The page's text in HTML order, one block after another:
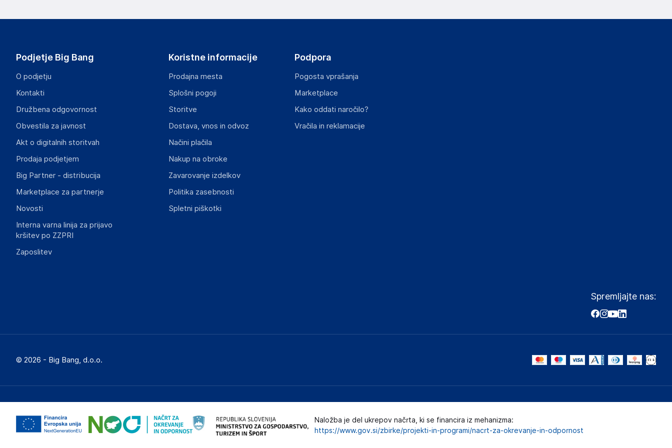
Podatki o proizvajalcu vključujejo informacije (naziv, naslov, državo in elektronski naslov) povezane s
ROOM 1502(A), EASEY COMMERCIAL BUILDING, 253-261 HENNESSY ROAD,WANCHAI, 000 Hong Kong
HK
Odgovorna oseba v EU
INF Company AB
Sweden
support@inf.se
Slike o varnosti izdelka vsebujejo opozorila na embalaži izdelka in lahko vključujejo ključne varnostne
informacije, povezane z določenim izdelkom.
Podjetje Big Bang
O podjetju
Kontakti
Družbena odgovornost
Obvestila za javnost
Akt o digitalnih storitvah
Prodaja podjetjem
Big Partner - distribucija
Marketplace za partnerje
Novosti
Interna varna linija za prijavo
kršitev po ZZPRI
Zaposlitev
Koristne informacije
Prodajna mesta
Splošni pogoji
Storitve
Dostava, vnos in odvoz
Načini plačila
Nakup na obroke
Zavarovanje izdelkov
Politika zasebnosti
Spletni piškotki
Podpora
Pogosta vprašanja
Marketplace
Kako oddati naročilo?
Vračila in reklamacije
Spremljajte nas:
© 2026 - Big Bang, d.o.o.
Naložba je del ukrepov načrta, ki se financira iz mehanizma:
https://www.gov.si/zbirke/projekti-in-programi/nacrt-za-okrevanje-in-odpornost